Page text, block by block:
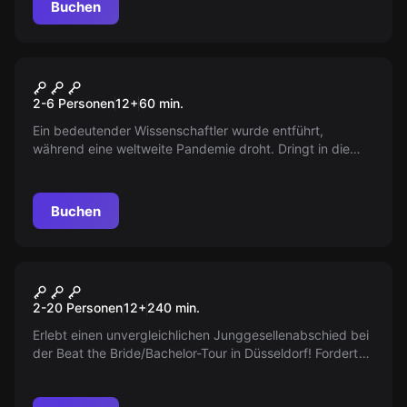
Buchen
Die Entführung
2-6 Personen12+60 min.
Ein bedeutender Wissenschaftler wurde entführt,
während eine weltweite Pandemie droht. Dringt in die
Buchen
Neu
Besiegt den Bräutigam |
Besiegt die Braut
2-20 Personen12+240 min.
Erlebt einen unvergleichlichen Junggesellenabschied bei
der Beat the Bride/Bachelor-Tour in Düsseldorf! Fordert